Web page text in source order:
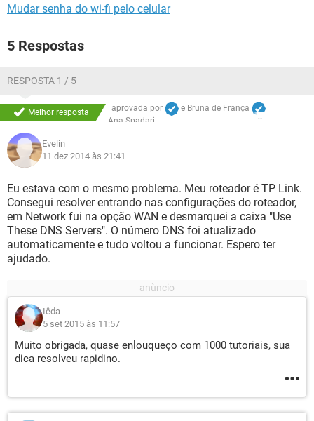
Mudar senha do wi-fi pelo celular
5 Respostas
RESPOSTA 1 / 5
Melhor resposta
aprovada por
Ana Spadari
e Bruna de França
Evelin
11 dez 2014 às 21:41
Eu estava com o mesmo problema. Meu roteador é TP Link.
Consegui resolver entrando nas configurações do roteador,
em Network fui na opção WAN e desmarquei a caixa "Use
These DNS Servers". O número DNS foi atualizado
automaticamente e tudo voltou a funcionar. Espero ter
ajudado.
Iêda
5 set 2015 às 11:57
Muito obrigada, quase enlouqueço com 1000 tutoriais, sua
dica resolveu rapidino.